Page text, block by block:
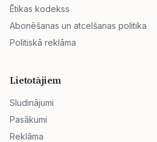
Ētikas kodekss
Abonēšanas un atcelšanas politika
Politiskā reklāma
Lietotājiem
Sludinājumi
Pasākumi
Reklāma